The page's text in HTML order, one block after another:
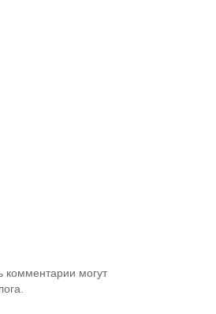
комментарии могут